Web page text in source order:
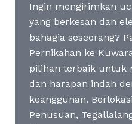
Ingin mengirimkan
yang berkesan dan
bahagia seseorang?
Pernikahan ke
pilihan terbaik untuk
dan harapan indah
keanggunan.
Penusuan,